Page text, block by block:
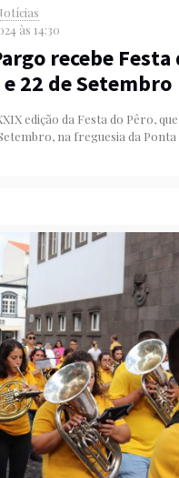
às 14:30
recebe Festa
e 22 de Setembro
edição da Festa do Pêro,
Setembro, na freguesia da